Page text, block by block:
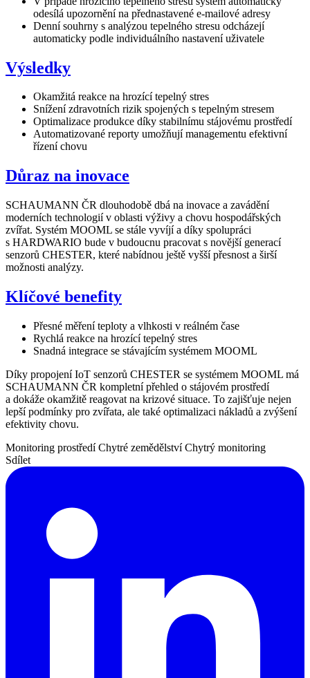
odesílá upozornění na přednastavené e-mailové adresy
Denní souhrny s analýzou tepelného stresu odcházejí
automaticky podle individuálního nastavení uživatele
Výsledky
Okamžitá reakce na hrozící tepelný stres
Snížení zdravotních rizik spojených s tepelným stresem
Optimalizace produkce díky stabilnímu stájovému prostředí
Automatizované reporty umožňují managementu efektivní
řízení chovu
Důraz na inovace
SCHAUMANN ČR dlouhodobě dbá na inovace a zavádění
moderních technologií v oblasti výživy a chovu hospodářských
zvířat. Systém MOOML se stále vyvíjí a díky spolupráci
s HARDWARIO bude v budoucnu pracovat s novější generací
senzorů CHESTER, které nabídnou ještě vyšší přesnost a širší
možnosti analýzy.
Klíčové benefity
Přesné měření teploty a vlhkosti v reálném čase
Rychlá reakce na hrozící tepelný stres
Snadná integrace se stávajícím systémem MOOML
Díky propojení IoT senzorů CHESTER se systémem MOOML má
SCHAUMANN ČR kompletní přehled o stájovém prostředí
a dokáže okamžitě reagovat na krizové situace. To zajišťuje nejen
lepší podmínky pro zvířata, ale také optimalizaci nákladů a zvýšení
efektivity chovu.
Monitoring prostředíChytré zemědělstvíChytrý monitoring
Sdílet